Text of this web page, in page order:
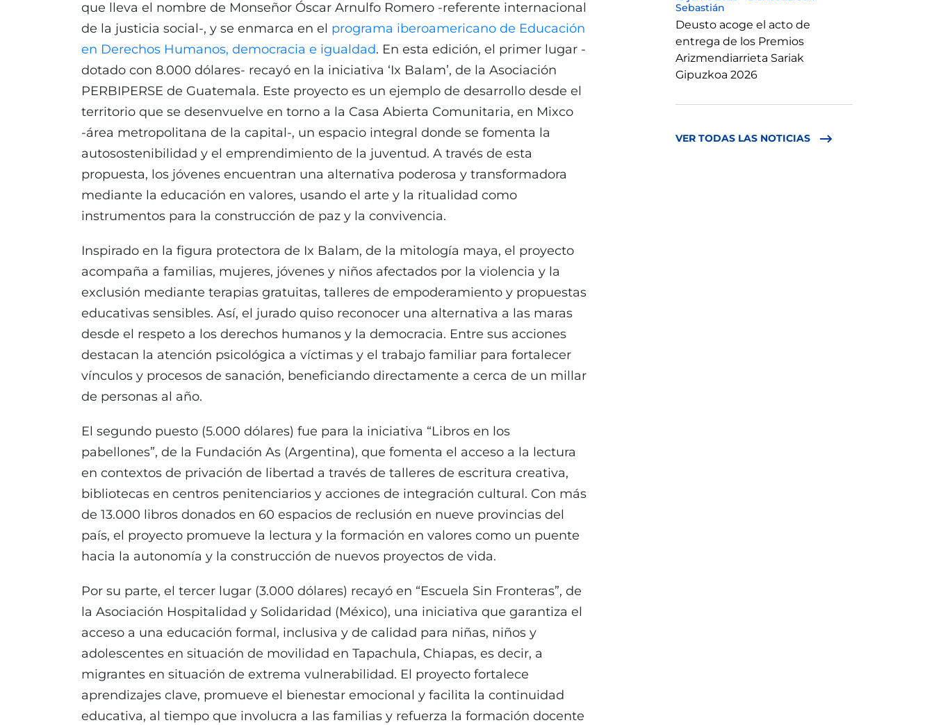
que lleva el nombre de Monseñor Óscar Arnulfo Romero -referente internacional
de la justicia social-, y se enmarca en el programa iberoamericano de Educación
en Derechos Humanos, democracia e igualdad. En esta edición, el primer lugar -
dotado con 8.000 dólares- recayó en la iniciativa ‘Ix Balam’, de la Asociación
PERBIPERSE de Guatemala. Este proyecto es un ejemplo de desarrollo desde el
territorio que se desenvuelve en torno a la Casa Abierta Comunitaria, en Mixco
-área metropolitana de la capital-, un espacio integral donde se fomenta la
autosostenibilidad y el emprendimiento de la juventud. A través de esta
propuesta, los jóvenes encuentran una alternativa poderosa y transformadora
mediante la educación en valores, usando el arte y la ritualidad como
instrumentos para la construcción de paz y la convivencia.
Inspirado en la figura protectora de Ix Balam, de la mitología maya, el proyecto
acompaña a familias, mujeres, jóvenes y niños afectados por la violencia y la
exclusión mediante terapias gratuitas, talleres de empoderamiento y propuestas
educativas sensibles. Así, el jurado quiso reconocer una alternativa a las maras
desde el respeto a los derechos humanos y la democracia. Entre sus acciones
destacan la atención psicológica a víctimas y el trabajo familiar para fortalecer
vínculos y procesos de sanación, beneficiando directamente a cerca de un millar
de personas al año.
El segundo puesto (5.000 dólares) fue para la iniciativa “Libros en los
pabellones”, de la Fundación As (Argentina), que fomenta el acceso a la lectura
en contextos de privación de libertad a través de talleres de escritura creativa,
bibliotecas en centros penitenciarios y acciones de integración cultural. Con más
de 13.000 libros donados en 60 espacios de reclusión en nueve provincias del
país, el proyecto promueve la lectura y la formación en valores como un puente
hacia la autonomía y la construcción de nuevos proyectos de vida.
Por su parte, el tercer lugar (3.000 dólares) recayó en “Escuela Sin Fronteras”, de
la Asociación Hospitalidad y Solidaridad (México), una iniciativa que garantiza el
acceso a una educación formal, inclusiva y de calidad para niñas, niños y
adolescentes en situación de movilidad en Tapachula, Chiapas, es decir, a
migrantes en situación de extrema vulnerabilidad. El proyecto fortalece
aprendizajes clave, promueve el bienestar emocional y facilita la continuidad
educativa, al tiempo que involucra a las familias y refuerza la formación docente
Sebastián
Deusto acoge el acto de
entrega de los Premios
Arizmendiarrieta Sariak
Gipuzkoa 2026
VER TODAS LAS NOTICIAS